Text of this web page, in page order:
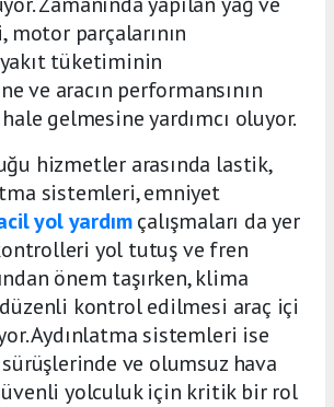
parçalarının
tüketiminin
ve aracın performansının
gelmesine yardımcı oluyor.
hizmetler arasında lastik,
sistemleri, emniyet
yol yardımçalışmaları da yer
yol tutuş ve fren
önem taşırken, klima
kontrol edilmesi araç içi
Aydınlatma sistemleri ise
ve olumsuz hava
yolculuk için kritik bir rol